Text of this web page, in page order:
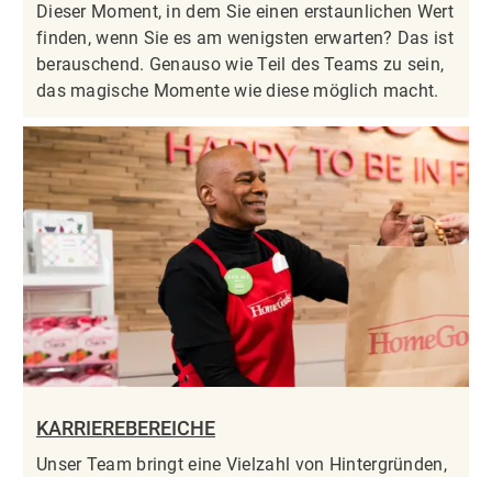
Dieser Moment, in dem Sie einen erstaunlichen Wert
finden, wenn Sie es am wenigsten erwarten? Das ist
berauschend. Genauso wie Teil des Teams zu sein,
das magische Momente wie diese möglich macht.
KARRIEREBEREICHE
Unser Team bringt eine Vielzahl von Hintergründen,